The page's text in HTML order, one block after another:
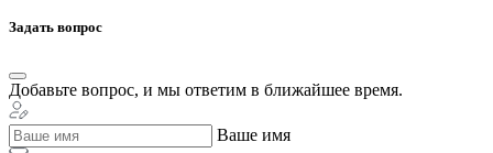
Задать вопрос
Добавьте вопрос, и мы ответим в ближайшее время.
Ваше имя